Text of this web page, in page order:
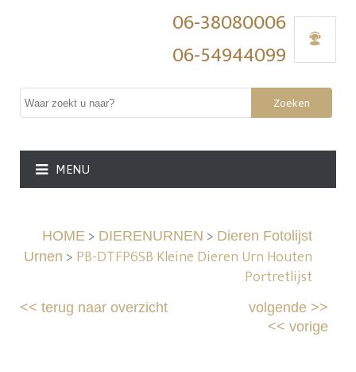
06-38080006
06-54944099
Zoeken
MENU
HOME> DIERENURNEN > Dieren Fotolijst
Urnen > PB-DTFP6SB Kleine Dieren Urn Houten
Portretlijst
<<terug naar overzicht volgende>>
<< vorige